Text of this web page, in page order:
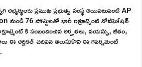
ప్రముఖ ప్రభుత్వ సంస్థ అయినటువంటి AP
నుండి 76 పోస్టులతో భారీ రిక్రూట్మెంట్ నోటిఫికేషన్
కి సంబందించిన అర్హతలు, వయస్సు, జీతం,
ఈ ఆర్టికల్ చదివిన తెలుసుకొని ఈ గవర్నమెంట్